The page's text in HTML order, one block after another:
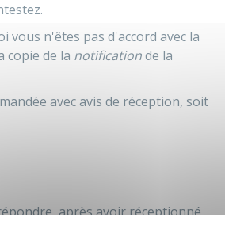
vous n'êtes pas d'accord avec la
copie de la notificationde la
avec avis de réception, soit
après avoir réceptionné